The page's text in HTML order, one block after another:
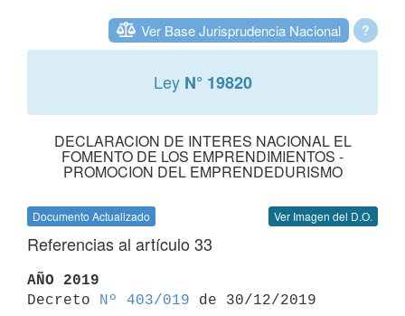
?
Ver Base Jurisprudencia Nacional
Ley N° 19820
DECLARACION DE INTERES NACIONAL EL
FOMENTO DE LOS EMPRENDIMIENTOS -
PROMOCION DEL EMPRENDEDURISMO
Documento Actualizado Ver Imagen del D.O.
Referencias al artículo 33
AÑO 2019
Decreto
Nº 403/019